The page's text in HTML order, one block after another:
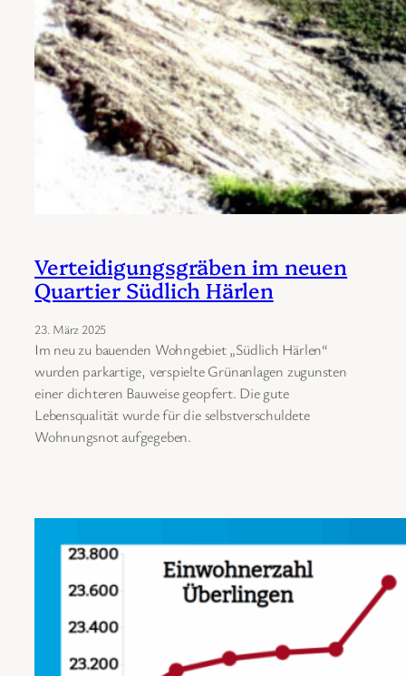
Verteidigungsgräben im neuen
Quartier Südlich Härlen
23. März 2025
Im neu zu bauenden Wohngebiet „Südlich Härlen“
wurden parkartige, verspielte Grünanlagen zugunsten
einer dichteren Bauweise geopfert. Die gute
Lebensqualität wurde für die selbstverschuldete
Wohnungsnot aufgegeben.